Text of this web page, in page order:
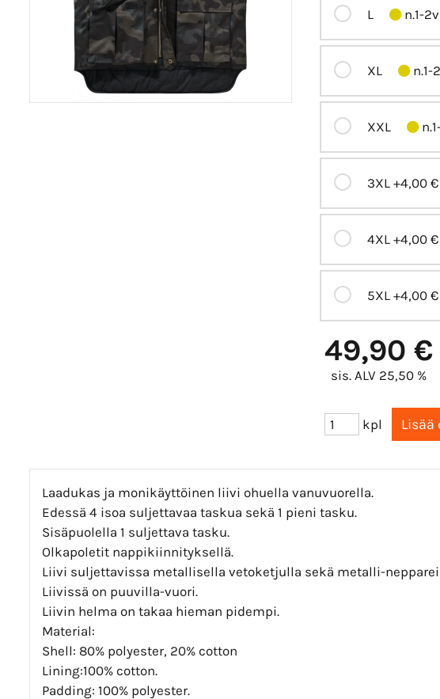
L n.1-
XL n.1-
XXL
3XL +4,00 €
4XL +4,00 €
5XL +4,00 €
49,90 €
sis. ALV 25,50 %
kpl
Laadukas ja monikäyttöinen liivi ohuella vanuvuorella.
Edessä 4 isoa suljettavaa taskua sekä 1 pieni tasku.
Sisäpuolella 1 suljettava tasku.
Olkapoletit nappikiinnityksellä.
Liivi suljettavissa metallisella vetoketjulla sekä metalli-
Liivissä on puuvilla-vuori.
Liivin helma on takaa hieman pidempi.
Material:
Shell: 80% polyester, 20% cotton
Lining:100% cotton.
Padding: 100% polyester.